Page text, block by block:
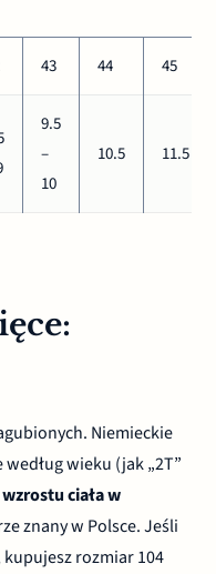
43 44 45
9.5
–
10
10.5 11.5
Niemieckie
wieku (jak „2T”
ciała w
znany w Polsce. Jeśli
rozmiar 104